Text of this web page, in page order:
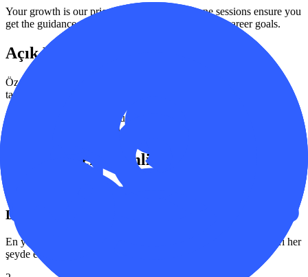
Your growth is our priority. Regular one-on-one sessions ensure you
get the guidance and support needed to reach your career goals.
Açık Pozisyonlar
Özgeçmişinizi
tanışmaktan mutluluk duyarız.
Şu anda açık pozisyon bulunmamaktadır. Lütfen daha sonra tekrar
kontrol edin veya özgeçmişinizi bize gönderin.
Bizim için en önemli olan
Dürüstlük ve Etik
En yüksek standartları koruyarak güven inşa ediyor ve yaptıkları her
şeyde etik davranışa değer veren ekip üyeleri arıyoruz.